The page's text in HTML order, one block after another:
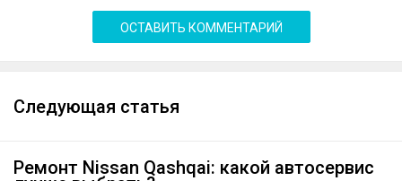
ОСТАВИТЬ КОММЕНТАРИЙ
Следующая статья
Ремонт Nissan Qashqai: какой автосервис